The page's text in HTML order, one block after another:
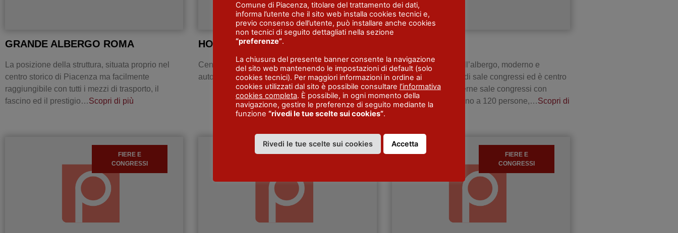
GRANDE ALBERGO ROMA
La posizione della struttura, situata proprio nel
centro storico di Piacenza ma facilmente
raggiungibile con tutti i mezzi di trasporto, il
fascino ed il prestigio…Scopri di più
HOTEL LE RUOTE
Centro congressuale vicino alle uscite
autostradali e a Castell’Arquato.Scopri di più
Centro congressi dell’albergo, moderno e
funzionale, dispone di sale congressi ed è centro
espositivo. Tre moderne sale congressi con
capienza massima fino a 120 persone,…Scopri di
FIERE E
CONGRESSI
FIERE E
FIERE E
CONGRESSI
Comune di Piacenza, titolare del trattamento dei dati,
informa l’utente che il sito web installa cookies tecnici e,
previo consenso dell’utente, può installare anche cookies
non tecnici di seguito dettagliati nella sezione
“preferenze”.
La chiusura del presente banner consente la navigazione
del sito web mantenendo le impostazioni di default (solo
cookies tecnici). Per maggiori informazioni in ordine ai
cookies utilizzati dal sito è possibile consultare l’informativa
cookies completa. È possibile, in ogni momento della
navigazione, gestire le preferenze di seguito mediante la
funzione “rivedi le tue scelte sui cookies”.
Rivedi le tue scelte sui cookies Accetta